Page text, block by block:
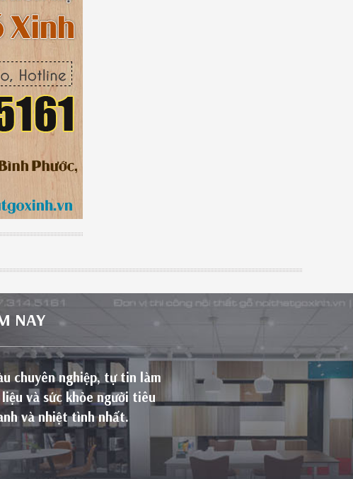
NAY
chuyên nghiệp, tự tin làm
và sức khỏe người tiêu
và nhiệt tình nhất.